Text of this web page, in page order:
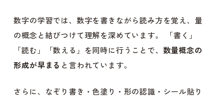
数字の学習では、数字を書きながら読み方を覚え、量
の概念と結びつけて理解を深めています。 「書く」
「読む」「数える」を同時に行うことで、 数量概念の
形成が早まる と言われています。
さらに、なぞり書き・色塗り・形の認識・シール貼り